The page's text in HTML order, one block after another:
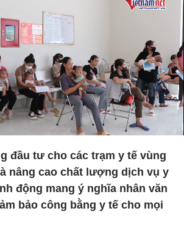
đầu tư cho các trạm y tế vùng
nâng cao chất lượng dịch vụ y
động mang ý nghĩa nhân văn
bảo công bằng y tế cho mọi